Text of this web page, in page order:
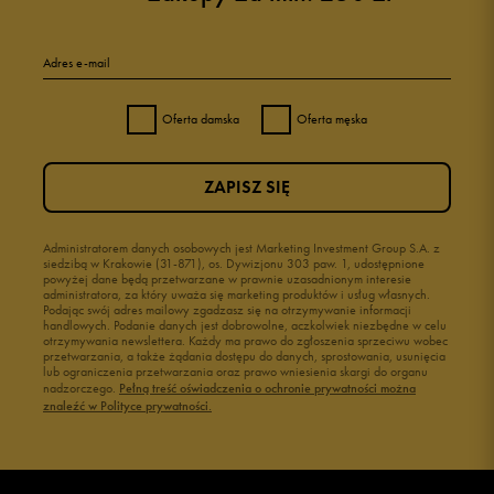
Adres e-mail
Oferta damska Oferta męska
Administratorem danych osobowych jest Marketing Investment Group S.A. z
siedzibą w Krakowie (31-871), os. Dywizjonu 303 paw. 1, udostępnione
powyżej dane będą przetwarzane w prawnie uzasadnionym interesie
administratora, za który uważa się marketing produktów i usług własnych.
Podając swój adres mailowy zgadzasz się na otrzymywanie informacji
handlowych. Podanie danych jest dobrowolne, aczkolwiek niezbędne w celu
otrzymywania newslettera. Każdy ma prawo do zgłoszenia sprzeciwu wobec
przetwarzania, a także żądania dostępu do danych, sprostowania, usunięcia
lub ograniczenia przetwarzania oraz prawo wniesienia skargi do organu
nadzorczego. Pełną treść oświadczenia o ochronie prywatności można
znaleźć w Polityce prywatności.
ZAPISZ SIĘ